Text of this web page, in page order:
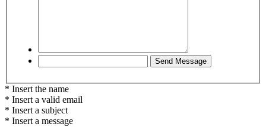
* Insert the name
* Insert a valid email
* Insert a subject
* Insert a message